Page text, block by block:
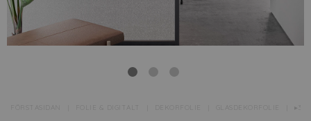
FÖRSTASIDAN FOLIE & DIGITALT